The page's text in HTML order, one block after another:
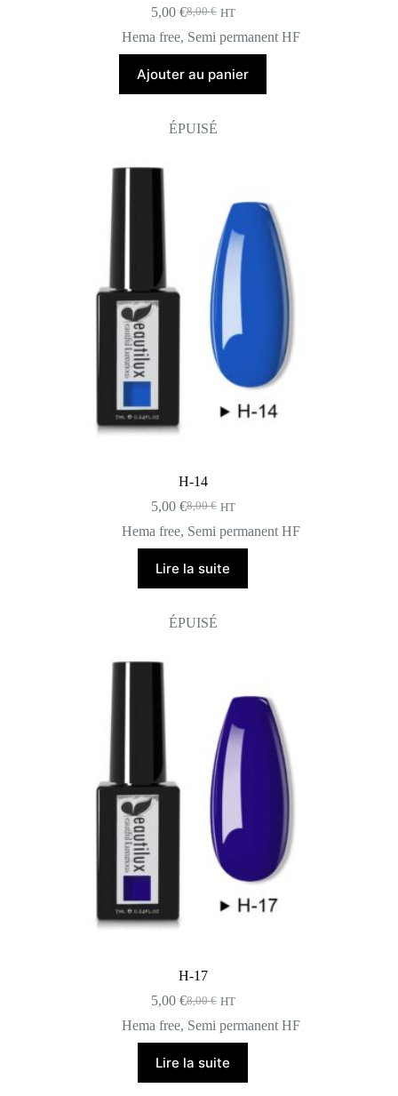
8,00€
Le
prix
8,00 €.
5,00 €Le
prix
5,00 €.
HT
Hema free, Semi permanent HF
Ajouter au panier
ÉPUISÉ
H-14
8,00€
Le
prix
initial
était :
8,00 €.
5,00 €Le
prix
actuel
est :
5,00 €.
HT
Hema free, Semi permanent HF
Lire la suite
ÉPUISÉ
H-17
8,00€
Le
prix
initial
était :
8,00 €.
5,00 €Le
prix
actuel
est :
5,00 €.
HT
Hema free, Semi permanent HF
Lire la suite